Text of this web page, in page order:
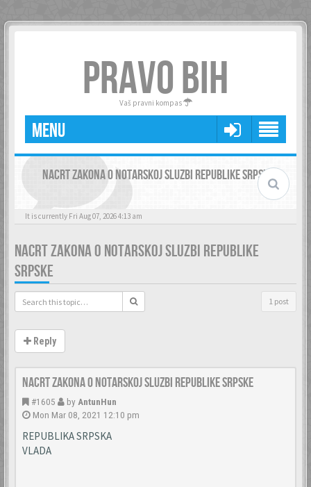
PRAVO BIH
Vaš pravni kompas
MENU
NACRT ZAKONA O NOTARSKOJ SLUZBI REPUBLIKE SRPSKE
It is currently Fri Aug 07, 2026 4:13 am
NACRT ZAKONA O NOTARSKOJ SLUZBI REPUBLIKE
SRPSKE
1 post
Reply
Nacrt zakona o notarskoj sluzbi Republike Srpske
#1605 by AntunHun
Mon Mar 08, 2021 12:10 pm
REPUBLIKA SRPSKA
VLADA